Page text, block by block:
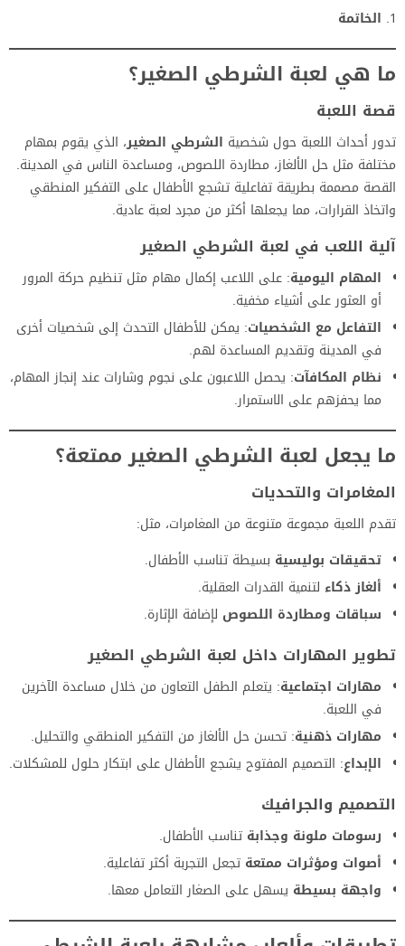
الخاتمة
ما هي لعبة الشرطي الصغير؟
قصة اللعبة
تدور أحداث اللعبة حول شخصية الشرطي الصغير، الذي يقوم بمهام
مختلفة مثل حل الألغاز، مطاردة اللصوص، ومساعدة الناس في المدينة.
القصة مصممة بطريقة تفاعلية تشجع الأطفال على التفكير المنطقي
واتخاذ القرارات، مما يجعلها أكثر من مجرد لعبة عادية.
آلية اللعب في لعبة الشرطي الصغير
المهام اليومية: على اللاعب إكمال مهام مثل تنظيم حركة المرور
أو العثور على أشياء مخفية.
التفاعل مع الشخصيات: يمكن للأطفال التحدث إلى شخصيات أخرى
في المدينة وتقديم المساعدة لهم.
نظام المكافآت: يحصل اللاعبون على نجوم وشارات عند إنجاز المهام،
مما يحفزهم على الاستمرار.
ما يجعل لعبة الشرطي الصغير ممتعة؟
المغامرات والتحديات
تقدم اللعبة مجموعة متنوعة من المغامرات، مثل:
تحقيقات بوليسية بسيطة تناسب الأطفال.
ألغاز ذكاء لتنمية القدرات العقلية.
سباقات ومطاردة اللصوص لإضافة الإثارة.
تطوير المهارات داخل لعبة الشرطي الصغير
مهارات اجتماعية: يتعلم الطفل التعاون من خلال مساعدة الآخرين
في اللعبة.
مهارات ذهنية: تحسن حل الألغاز من التفكير المنطقي والتحليل.
الإبداع: التصميم المفتوح يشجع الأطفال على ابتكار حلول للمشكلات.
التصميم والجرافيك
رسومات ملونة وجذابة تناسب الأطفال.
أصوات ومؤثرات ممتعة تجعل التجربة أكثر تفاعلية.
واجهة بسيطة يسهل على الصغار التعامل معها.